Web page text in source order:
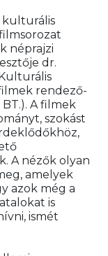
kulturális
néprajzi
dr.
rendező-
A filmek
szokást
A nézők olyan
amelyek
azok még a
is
ismét